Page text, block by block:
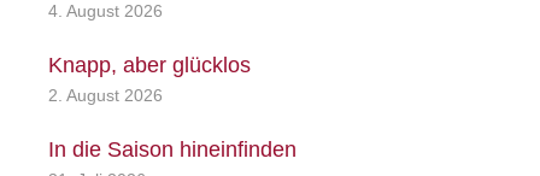
4. August 2026
Knapp, aber glücklos
2. August 2026
In die Saison hineinfinden